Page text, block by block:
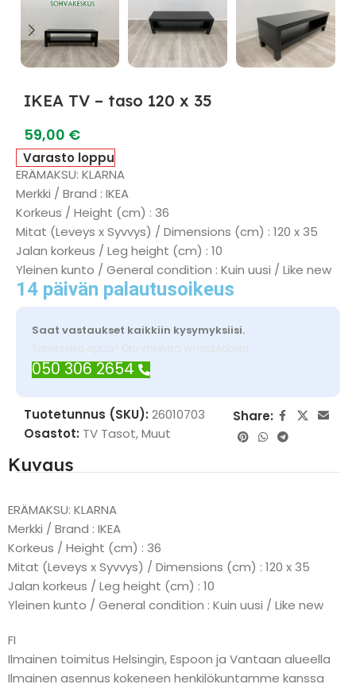
IKEA TV – taso 120 x 35
59,00 €
Varasto loppu
ERÄMAKSU: KLARNA
Merkki / Brand : IKEA
Korkeus / Height (cm) : 36
Mitat (Leveys x Syvvys) / Dimensions (cm) : 120 x 35
Jalan korkeus / Leg height (cm) : 10
Yleinen kunto / General condition : Kuin uusi / Like new
14 päivän palautusoikeus
Saat vastaukset kaikkiin kysymyksiisi.
Tarvitsetko apua? Ota yhteyttä WhatsAppilla
050 306 2654
Tuotetunnus (SKU): 26010703
Osastot: TV Tasot,Muut
Share:
Kuvaus
ERÄMAKSU: KLARNA
Merkki / Brand : IKEA
Korkeus / Height (cm) : 36
Mitat (Leveys x Syvvys) / Dimensions (cm) : 120 x 35
Jalan korkeus / Leg height (cm) : 10
Yleinen kunto / General condition : Kuin uusi / Like new
FI
Ilmainen toimitus Helsingin, Espoon ja Vantaan alueella
Ilmainen asennus kokeneen henkilökuntamme kanssa